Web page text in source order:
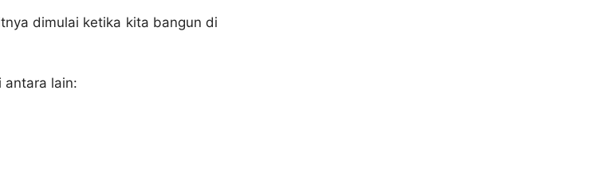
dimulai ketika kita bangun di
antara lain: